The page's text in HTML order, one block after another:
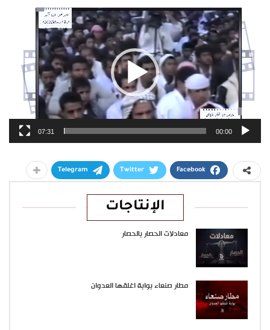
مشغل
الفيديو
00:00
07:31
Facebook
Twitter
Telegram
الإنتاجات
معادلات الحصار بالحصار
مطار صنعاء بوابة اغلقها العدوان